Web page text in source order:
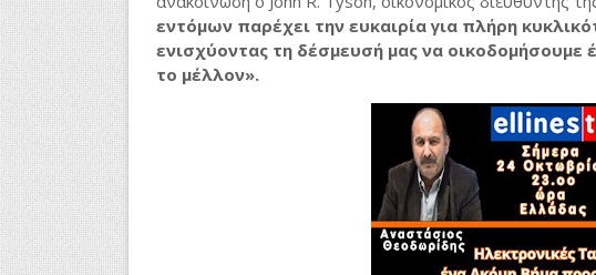
εντόμων παρέχει την ευκαιρία για πλήρη
ενισχύοντας τη δέσμευσή μας να οικοδομήσουμε
το μέλλον».